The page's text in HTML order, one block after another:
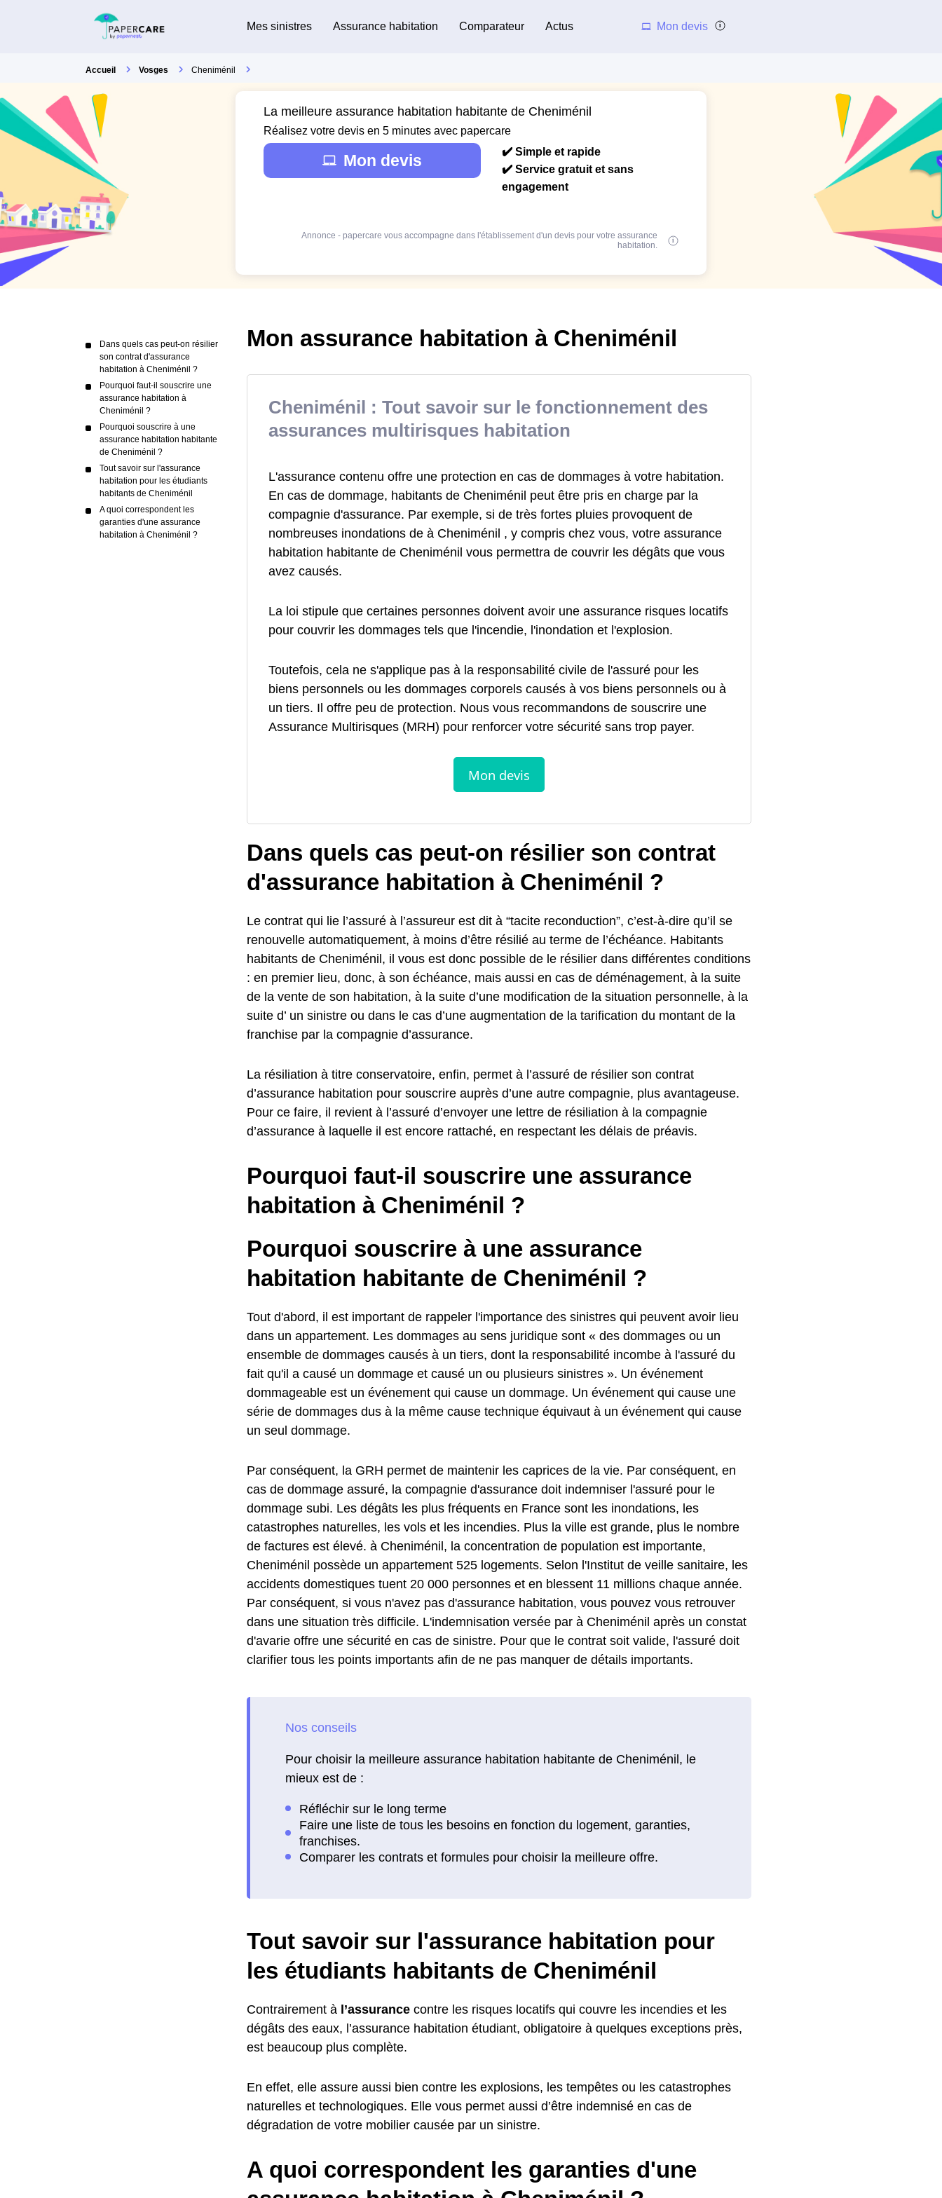
Mes sinistres Assurance habitation Comparateur Actus Mon devis
Accueil Vosges Cheniménil
La meilleure assurance habitation habitante de Cheniménil
Réalisez votre devis en 5 minutes avec papercare
Mon devis
✔️ Simple et rapide
✔️ Service gratuit et sans
engagement
Annonce - papercare vous accompagne dans l'établissement d'un devis pour votre assurance
habitation.
Dans quels cas peut-on résilier
son contrat d'assurance
habitation à Cheniménil ?
Pourquoi faut-il souscrire une
assurance habitation à
Cheniménil ?
Pourquoi souscrire à une
assurance habitation habitante
de Cheniménil ?
Tout savoir sur l'assurance
habitation pour les étudiants
habitants de Cheniménil
A quoi correspondent les
garanties d'une assurance
habitation à Cheniménil ?
Mon assurance habitation à Cheniménil
Cheniménil : Tout savoir sur le fonctionnement des
assurances multirisques habitation
L'assurance contenu offre une protection en cas de dommages à votre habitation.
En cas de dommage, habitants de Cheniménil peut être pris en charge par la
compagnie d'assurance. Par exemple, si de très fortes pluies provoquent de
nombreuses inondations de à Cheniménil , y compris chez vous, votre assurance
habitation habitante de Cheniménil vous permettra de couvrir les dégâts que vous
avez causés.
La loi stipule que certaines personnes doivent avoir une assurance risques locatifs
pour couvrir les dommages tels que l'incendie, l'inondation et l'explosion.
Toutefois, cela ne s'applique pas à la responsabilité civile de l'assuré pour les
biens personnels ou les dommages corporels causés à vos biens personnels ou à
un tiers. Il offre peu de protection. Nous vous recommandons de souscrire une
Assurance Multirisques (MRH) pour renforcer votre sécurité sans trop payer.
Dans quels cas peut-on résilier son contrat
d'assurance habitation à Cheniménil ?
Le contrat qui lie l’assuré à l’assureur est dit à “tacite reconduction”, c’est-à-dire qu’il se
renouvelle automatiquement, à moins d’être résilié au terme de l’échéance. Habitants
habitants de Cheniménil, il vous est donc possible de le résilier dans différentes conditions
: en premier lieu, donc, à son échéance, mais aussi en cas de déménagement, à la suite
de la vente de son habitation, à la suite d’une modification de la situation personnelle, à la
suite d’ un sinistre ou dans le cas d’une augmentation de la tarification du montant de la
franchise par la compagnie d’assurance.
La résiliation à titre conservatoire, enfin, permet à l’assuré de résilier son contrat
d’assurance habitation pour souscrire auprès d’une autre compagnie, plus avantageuse.
Pour ce faire, il revient à l’assuré d’envoyer une lettre de résiliation à la compagnie
d’assurance à laquelle il est encore rattaché, en respectant les délais de préavis.
Pourquoi faut-il souscrire une assurance
habitation à Cheniménil ?
Pourquoi souscrire à une assurance
habitation habitante de Cheniménil ?
Tout d'abord, il est important de rappeler l'importance des sinistres qui peuvent avoir lieu
dans un appartement. Les dommages au sens juridique sont « des dommages ou un
ensemble de dommages causés à un tiers, dont la responsabilité incombe à l'assuré du
fait qu'il a causé un dommage et causé un ou plusieurs sinistres ». Un événement
dommageable est un événement qui cause un dommage. Un événement qui cause une
série de dommages dus à la même cause technique équivaut à un événement qui cause
un seul dommage.
Par conséquent, la GRH permet de maintenir les caprices de la vie. Par conséquent, en
cas de dommage assuré, la compagnie d'assurance doit indemniser l'assuré pour le
dommage subi. Les dégâts les plus fréquents en France sont les inondations, les
catastrophes naturelles, les vols et les incendies. Plus la ville est grande, plus le nombre
de factures est élevé. à Cheniménil, la concentration de population est importante,
Cheniménil possède un appartement 525 logements. Selon l'Institut de veille sanitaire, les
accidents domestiques tuent 20 000 personnes et en blessent 11 millions chaque année.
Par conséquent, si vous n'avez pas d'assurance habitation, vous pouvez vous retrouver
dans une situation très difficile. L'indemnisation versée par à Cheniménil après un constat
d'avarie offre une sécurité en cas de sinistre. Pour que le contrat soit valide, l'assuré doit
clarifier tous les points importants afin de ne pas manquer de détails importants.
Pour choisir la meilleure assurance habitation habitante de Cheniménil, le
mieux est de :
Tout savoir sur l'assurance habitation pour
les étudiants habitants de Cheniménil
Contrairement à l’assurance contre les risques locatifs qui couvre les incendies et les
dégâts des eaux, l’assurance habitation étudiant, obligatoire à quelques exceptions près,
est beaucoup plus complète.
En effet, elle assure aussi bien contre les explosions, les tempêtes ou les catastrophes
naturelles et technologiques. Elle vous permet aussi d’être indemnisé en cas de
dégradation de votre mobilier causée par un sinistre.
A quoi correspondent les garanties d'une